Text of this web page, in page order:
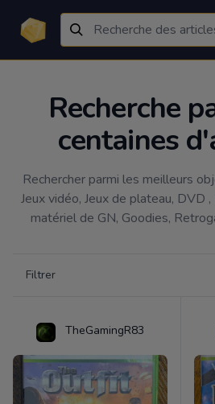
Recherche
centaines
Rechercher parmi les meilleurs
Jeux vidéo, Jeux de plateau, DVD ,
matériel de GN, Goodies,
Filtrer
TheGamingR83